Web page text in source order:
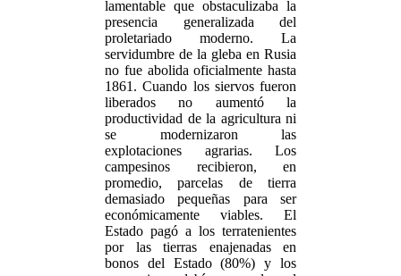
lamentable que obstaculizaba la
presencia generalizada del
proletariado moderno. La
servidumbre de la gleba en Rusia
no fue abolida oficialmente hasta
1861. Cuando los siervos fueron
liberados no aumentó la
productividad de la agricultura ni
se modernizaron las
explotaciones agrarias. Los
campesinos recibieron, en
promedio, parcelas de tierra
demasiado pequeñas para ser
económicamente viables. El
Estado pagó a los terratenientes
por las tierras enajenadas en
bonos del Estado (80%) y los